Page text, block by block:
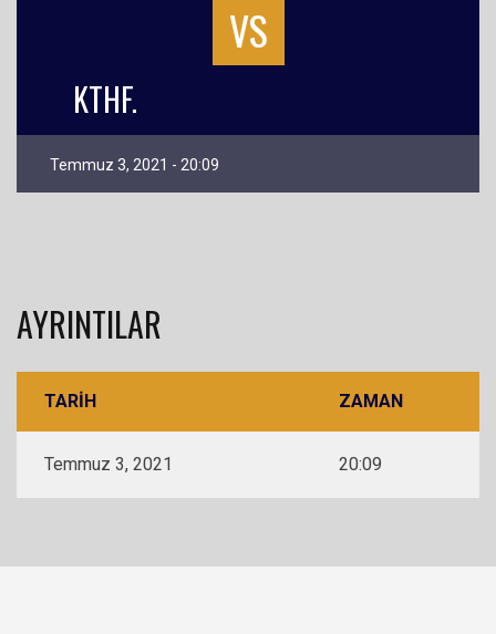
VS
KTHF.
Temmuz 3, 2021 - 20:09
AYRINTILAR
TARIH ZAMAN
Temmuz 3, 2021 20:09